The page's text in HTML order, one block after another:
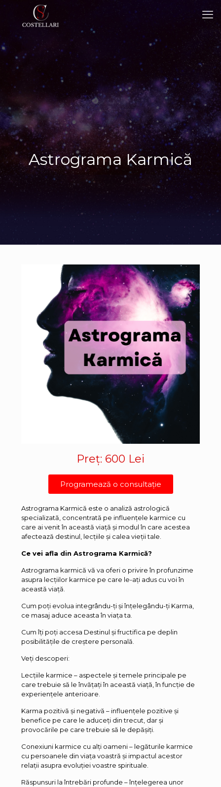
Astrograma Karmică
Preț: 600 Lei
Programează o consultație
Astrograma Karmică este o analiză astrologică
specializată, concentrată pe influențele karmice cu
care ai venit în această viață și modul în care acestea
afectează destinul, lecțiile și calea vieții tale.
Ce vei afla din Astrograma Karmică?
Astrograma karmică vă va oferi o privire în profunzime
asupra lecțiilor karmice pe care le-ați adus cu voi în
această viață.
Cum poți evolua integrându-ți și înțelegându-ți Karma,
ce masaj aduce aceasta în viața ta.
Cum îți poți accesa Destinul și fructifica pe deplin
posibilitățile de creștere personală.
Veți descoperi:
Lecțiile karmice – aspectele și temele principale pe
care trebuie să le învățați în această viață, în funcție de
experiențele anterioare.
Karma pozitivă și negativă – influențele pozitive și
benefice pe care le aduceți din trecut, dar și
provocările pe care trebuie să le depășiți.
Conexiuni karmice cu alți oameni – legăturile karmice
cu persoanele din viața voastră și impactul acestor
relații asupra evoluției voastre spirituale.
Răspunsuri la întrebări profunde – înțelegerea unor